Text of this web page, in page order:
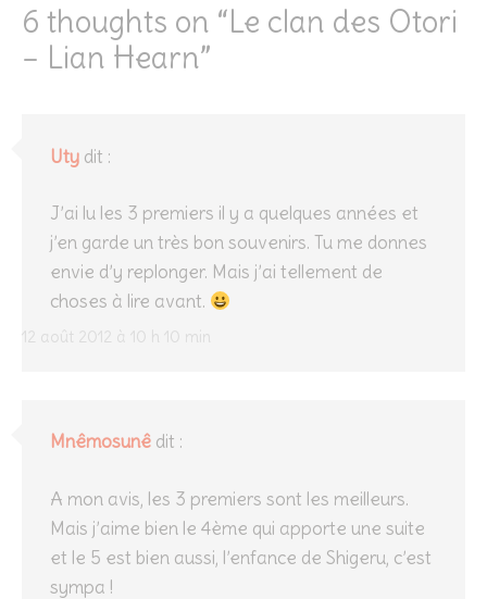
6 thoughts on “Le clan des Otori
– Lian Hearn”
Uty dit :
12 août 2012 à 10 h 10 min
J’ai lu les 3 premiers il y a quelques années et
j’en garde un très bon souvenirs. Tu me donnes
envie d’y replonger. Mais j’ai tellement de
choses à lire avant.
Mnêmosunê dit :
A mon avis, les 3 premiers sont les meilleurs.
Mais j’aime bien le 4ème qui apporte une suite
et le 5 est bien aussi, l’enfance de Shigeru, c’est
sympa !